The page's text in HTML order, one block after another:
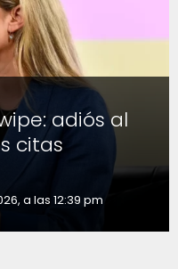
adiós al
citas
a las 12:39 pm